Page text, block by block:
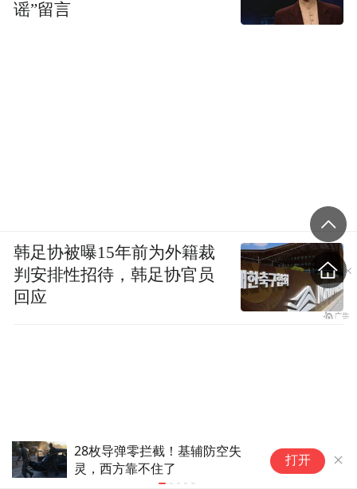
香港保监局回应“港险收益征税20%”：居
民境外投资收益依法申报及缴税要求一直
打开
谣”留言
韩足协被曝15年前为外籍裁
判安排性招待，韩足协官员
回应